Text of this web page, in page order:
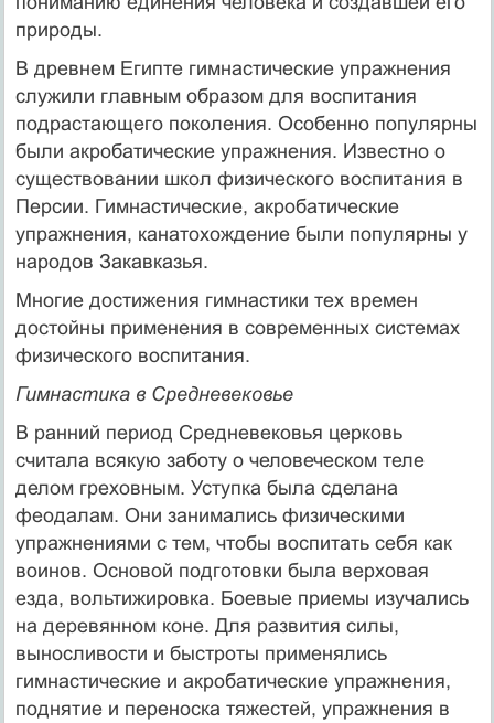
природы.
В древнем Египте гимнастические упражнения
служили главным образом для воспитания
подрастающего поколения. Особенно популярны
были акробатические упражнения. Известно о
существовании школ физического воспитания в
Персии. Гимнастические, акробатические
упражнения, канатохождение были популярны у
народов Закавказья.
Многие достижения гимнастики тех времен
достойны применения в современных системах
физического воспитания.
Гимнастика в Средневековье
В ранний период Средневековья церковь
считала всякую заботу о человеческом теле
делом греховным. Уступка была сделана
феодалам. Они занимались физическими
упражнениями с тем, чтобы воспитать себя как
воинов. Основой подготовки была верховая
езда, вольтижировка. Боевые приемы изучались
на деревянном коне. Для развития силы,
выносливости и быстроты применялись
гимнастические и акробатические упражнения,
поднятие и переноска тяжестей, упражнения в